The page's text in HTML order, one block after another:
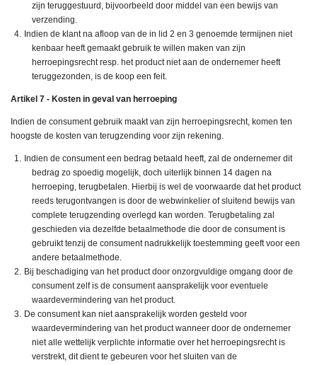
zijn teruggestuurd, bijvoorbeeld door middel van een bewijs van
verzending.
Indien de klant na afloop van de in lid 2 en 3 genoemde termijnen niet
kenbaar heeft gemaakt gebruik te willen maken van zijn
herroepingsrecht resp. het product niet aan de ondernemer heeft
teruggezonden, is de koop een feit.
Artikel 7 - Kosten in geval van herroeping
Indien de consument gebruik maakt van zijn herroepingsrecht, komen ten
hoogste de kosten van terugzending voor zijn rekening.
Indien de consument een bedrag betaald heeft, zal de ondernemer dit
bedrag zo spoedig mogelijk, doch uiterlijk binnen 14 dagen na
herroeping, terugbetalen. Hierbij is wel de voorwaarde dat het product
reeds terugontvangen is door de webwinkelier of sluitend bewijs van
complete terugzending overlegd kan worden. Terugbetaling zal
geschieden via dezelfde betaalmethode die door de consument is
gebruikt tenzij de consument nadrukkelijk toestemming geeft voor een
andere betaalmethode.
Bij beschadiging van het product door onzorgvuldige omgang door de
consument zelf is de consument aansprakelijk voor eventuele
waardevermindering van het product.
De consument kan niet aansprakelijk worden gesteld voor
waardevermindering van het product wanneer door de ondernemer
niet alle wettelijk verplichte informatie over het herroepingsrecht is
verstrekt, dit dient te gebeuren voor het sluiten van de